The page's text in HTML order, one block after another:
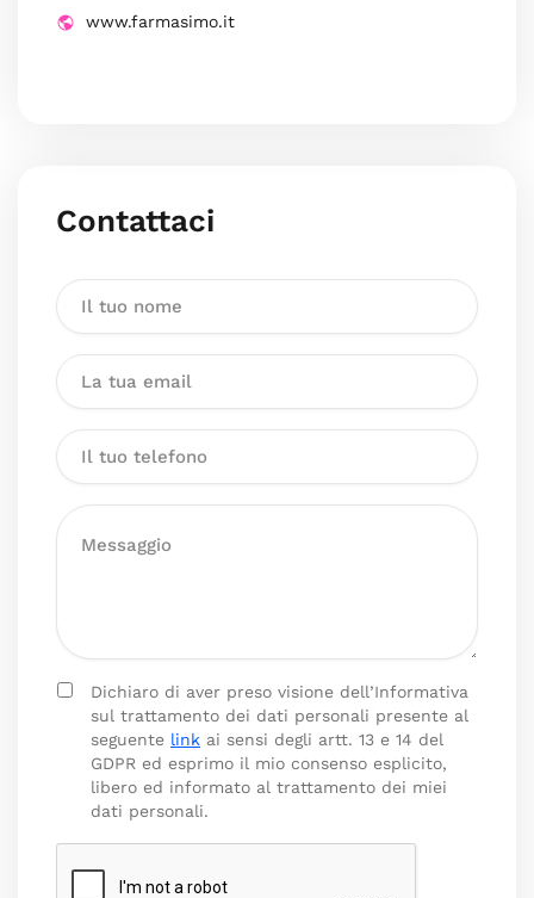
www.farmasimo.it
Contattaci
Dichiaro di aver preso visione dell’Informativa
sul trattamento dei dati personali presente al
seguente link ai sensi degli artt. 13 e 14 del
GDPR ed esprimo il mio consenso esplicito,
libero ed informato al trattamento dei miei
dati personali.